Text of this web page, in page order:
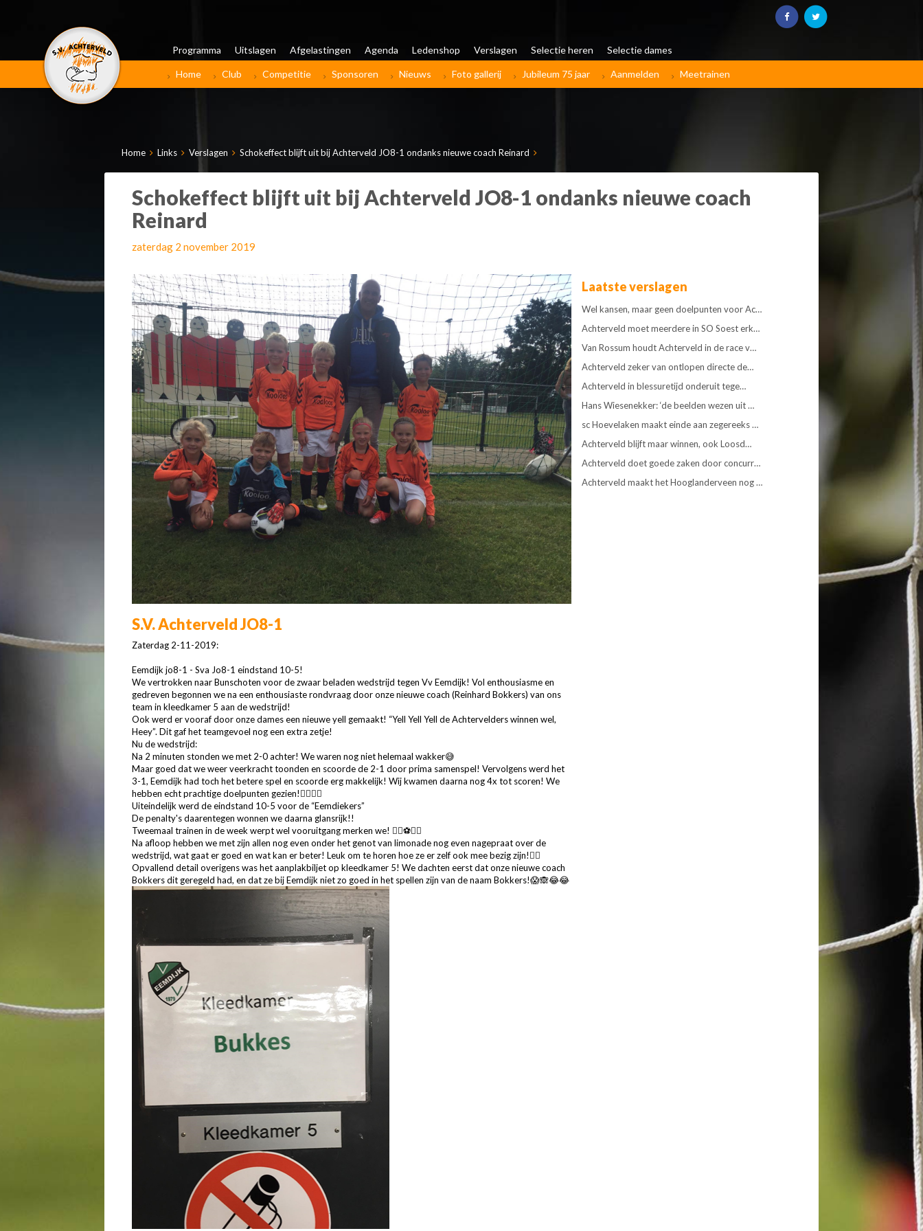
Programma Uitslagen Afgelastingen Agenda Ledenshop Verslagen Selectie heren Selectie dames
Home Club Competitie Sponsoren Nieuws Foto gallerij Jubileum 75 jaar Aanmelden Meetrainen
Home Links Verslagen Schokeffect blijft uit bij Achterveld JO8-1 ondanks nieuwe coach Reinard
Schokeffect blijft uit bij Achterveld JO8-1 ondanks nieuwe coach
Reinard
zaterdag 2 november 2019
S.V. Achterveld JO8-1
Zaterdag 2-11-2019:
Eemdijk jo8-1 - Sva Jo8-1 eindstand 10-5!
We vertrokken naar Bunschoten voor de zwaar beladen wedstrijd tegen Vv Eemdijk! Vol enthousiasme en
gedreven begonnen we na een enthousiaste rondvraag door onze nieuwe coach (Reinhard Bokkers) van ons
team in kleedkamer 5 aan de wedstrijd!
Ook werd er vooraf door onze dames een nieuwe yell gemaakt! “Yell Yell Yell de Achtervelders winnen wel,
Heey”. Dit gaf het teamgevoel nog een extra zetje!
Nu de wedstrijd:
Na 2 minuten stonden we met 2-0 achter! We waren nog niet helemaal wakker😅
Maar goed dat we weer veerkracht toonden en scoorde de 2-1 door prima samenspel! Vervolgens werd het
3-1, Eemdijk had toch het betere spel en scoorde erg makkelijk! Wij kwamen daarna nog 4x tot scoren! We
hebben echt prachtige doelpunten gezien!👌🏼👌🏼
Uiteindelijk werd de eindstand 10-5 voor de “Eemdiekers”
De penalty's daarentegen wonnen we daarna glansrijk!!
Tweemaal trainen in de week werpt wel vooruitgang merken we! 👌🏼⚽💪🏼
Na afloop hebben we met zijn allen nog even onder het genot van limonade nog even nagepraat over de
wedstrijd, wat gaat er goed en wat kan er beter! Leuk om te horen hoe ze er zelf ook mee bezig zijn!👌🏼
Opvallend detail overigens was het aanplakbiljet op kleedkamer 5! We dachten eerst dat onze nieuwe coach
Bokkers dit geregeld had, en dat ze bij Eemdijk niet zo goed in het spellen zijn van de naam Bokkers!😱🙈😂😂
Laatste verslagen
Wel kansen, maar geen doelpunten voor Ac…
Achterveld moet meerdere in SO Soest erk…
Van Rossum houdt Achterveld in de race v…
Achterveld zeker van ontlopen directe de…
Achterveld in blessuretijd onderuit tege…
Hans Wiesenekker: ‘de beelden wezen uit …
sc Hoevelaken maakt einde aan zegereeks …
Achterveld blijft maar winnen, ook Loosd…
Achterveld doet goede zaken door concurr…
Achterveld maakt het Hooglanderveen nog …